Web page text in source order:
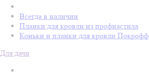
Всегда в наличии
Планки для кровли из профнастила
Коньки и планки для кровли Покрофф
Для дачи